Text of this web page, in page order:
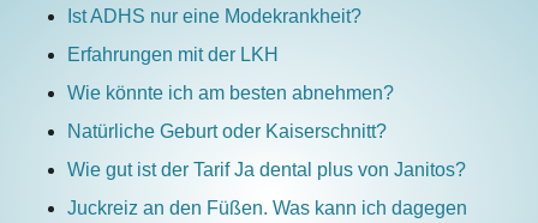
Ist ADHS nur eine Modekrankheit?
Erfahrungen mit der LKH
Wie könnte ich am besten abnehmen?
Natürliche Geburt oder Kaiserschnitt?
Wie gut ist der Tarif Ja dental plus von Janitos?
Juckreiz an den Füßen. Was kann ich dagegen